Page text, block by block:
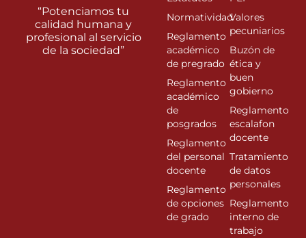
“Potenciamos tu
calidad humana y
profesional al servicio
de la sociedad”
Normatividad
Reglamento
académico
de pregrado
Reglamento
académico
de
posgrados
Reglamento
del personal
docente
Reglamento
de opciones
de grado
Valores
pecuniarios
Buzón de
ética y
buen
gobierno
Reglamento
escalafon
docente
Tratamiento
de datos
personales
Reglamento
interno de
trabajo